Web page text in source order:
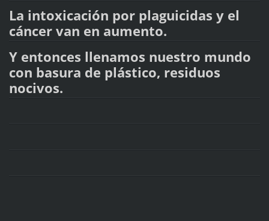
La intoxicación por plaguicidas y el
cáncer van en aumento.
Y entonces llenamos nuestro mundo
con basura de plástico, residuos
nocivos.